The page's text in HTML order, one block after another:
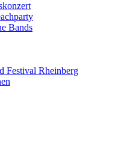
Bands
Festival Rheinberg